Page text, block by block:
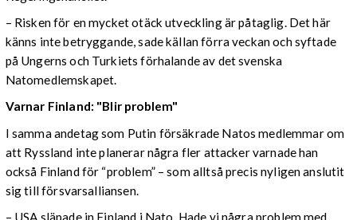
– Risken för en mycket otäck utveckling är påtaglig. Det här
känns inte betryggande, sade källan förra veckan och syftade
på Ungerns och Turkiets förhalande av det svenska
Natomedlemskapet.
Varnar Finland: "Blir problem"
I samma andetag som Putin försäkrade Natos medlemmar om
att Ryssland inte planerar några fler attacker varnade han
också Finland för “problem” – som alltså precis nyligen anslutit
sig till försvarsalliansen.
– USA släpade in Finland i Nato. Hade vi några problem med